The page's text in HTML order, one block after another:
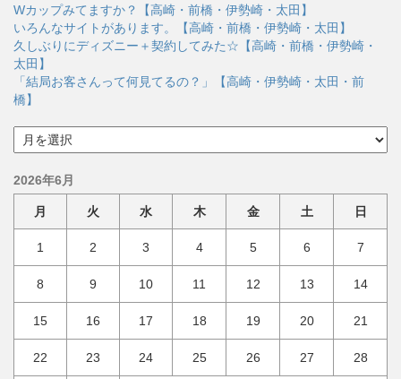
リ
ー
Wカップみてますか？【高崎・前橋・伊勢崎・太田】
いろんなサイトがあります。【高崎・前橋・伊勢崎・太田】
久しぶりにディズニー＋契約してみた☆【高崎・前橋・伊勢崎・
太田】
「結局お客さんって何見てるの？」【高崎・伊勢崎・太田・前
橋】
ー
イ
2026年6月
月 火 水 木 金 土 日
1 2 3 4 5 6 7
8 9 10 11 12 13 14
15 16 17 18 19 20 21
22 23 24 25 26 27 28